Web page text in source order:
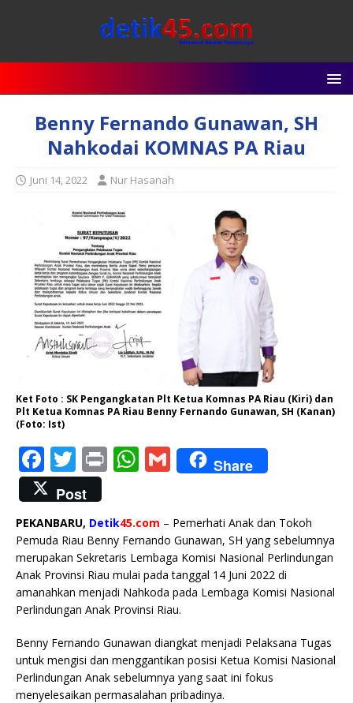
Benny Fernando Gunawan, SH
Nahkodai KOMNAS PA Riau
Juni 14, 2022 Nur Hasanah
Ket Foto : SK Pengangkatan Plt Ketua Komnas PA Riau (Kiri) dan
Plt Ketua Komnas PA Riau Benny Fernando Gunawan, SH (Kanan)
(Foto: Ist)
F
a
c
e
b
o
o
k
T
w
it
te
r
P
n
t
W
s
A
p
p
G
m
l
Share
Post
PEKANBARU, Detik45.com – Pemerhati Anak dan Tokoh
Pemuda Riau Benny Fernando Gunawan, SH yang sebelumnya
merupakan Sekretaris Lembaga Komisi Nasional Perlindungan
Anak Provinsi Riau mulai pada tanggal 14 Juni 2022 di
amanahkan menjadi Nahkoda pada Lembaga Komisi Nasional
Perlindungan Anak Provinsi Riau.
Benny Fernando Gunawan diangkat menjadi Pelaksana Tugas
untuk mengisi dan menggantikan posisi Ketua Komisi Nasional
Perlindungan Anak sebelumnya yang saat ini fokus
menyelesaikan permasalahan pribadinya.